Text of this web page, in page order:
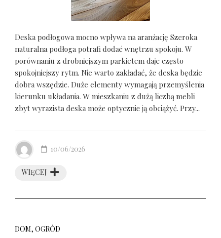
Deska podłogowa mocno wpływa na aranżację Szeroka
naturalna podłoga potrafi dodać wnętrzu spokoju. W
porównaniu z drobniejszym parkietem daje często
spokojniejszy rytm. Nie warto zakładać, że deska będzie
dobra wszędzie. Duże elementy wymagają przemyślenia
kierunku układania. W mieszkaniu z dużą liczbą mebli
zbyt wyrazista deska może optycznie ją obciążyć. Przy...
WIĘCEJ
10/06/2026
DOM, OGRÓD